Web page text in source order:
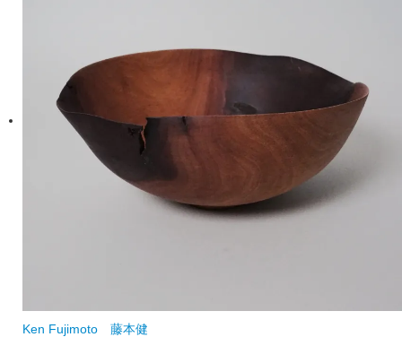
Ken Fujimoto 藤本健